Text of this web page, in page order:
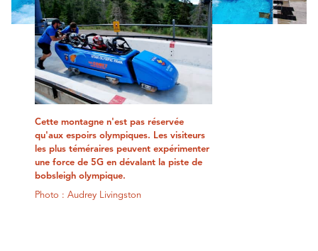
Cette montagne n'est pas réservée
qu'aux espoirs olympiques. Les visiteurs
les plus téméraires peuvent expérimenter
une force de 5G en dévalant la piste de
bobsleigh olympique.
Photo : Audrey Livingston